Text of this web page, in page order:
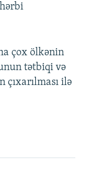
çox ölkənin
tətbiqi və
çıxarılması ilə